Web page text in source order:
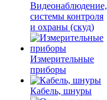
Видеонаблюдение,
системы контроля
и охраны (скуд)
Измерительные
приборы
Кабель, шнуры